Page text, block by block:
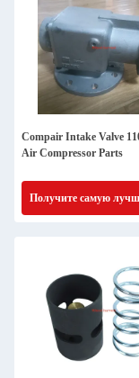
Compair Intake Valve
Air Compressor Parts
Получите самую